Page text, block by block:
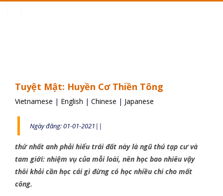
Tuyệt Mật: Huyền Cơ Thiền Tông
Vietnamese | English | Chinese | Japanese
Ngày đăng: 01-01-2021||
thứ nhất anh phải hiểu trái đất này là ngũ thú tạp cư và
tam giới: nhiệm vụ của mỗi loài, nên học bao nhiêu vậy
thôi khỏi cần học cái gì đừng có học nhiều chi cho mất
công.